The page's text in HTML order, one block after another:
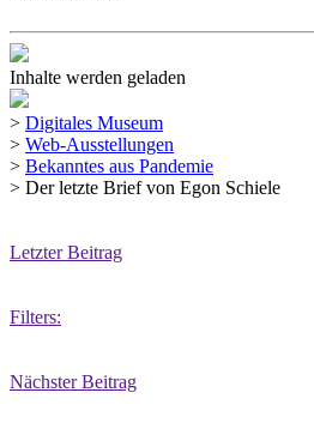
Inhalte werden geladen
> Digitales Museum
> Web-Ausstellungen
> Bekanntes aus Pandemie
> Der letzte Brief von Egon Schiele
Letzter Beitrag
Filters:
Nächster Beitrag